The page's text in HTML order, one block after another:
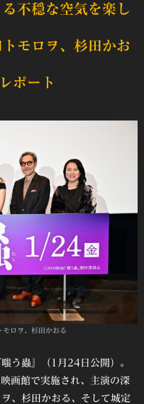
不穏な空気を楽し
モロヲ、杉田かお
ポート
モロヲ、杉田かおる
う蟲』（1月24日公開）。
画館で実施され、主演の深
、杉田かおる、そして城定